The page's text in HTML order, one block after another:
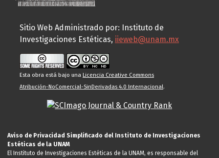
Sitio Web Administrado por: Instituto de
Investigaciones Estéticas, iieweb@unam.mx
Esta obra está bajo una Licencia Creative Commons
Atribución-NoComercial-SinDerivadas 4.0 Internacional.
Aviso de Privacidad Simplificado del Instituto de Investigaciones
Estéticas de la UNAM
El Instituto de Investigaciones Estéticas de la UNAM, es responsable del